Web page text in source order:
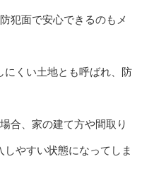
犯面で安心できるのもメ
にくい土地とも呼ばれ、防
合、家の建て方や間取り
やすい状態になってしま